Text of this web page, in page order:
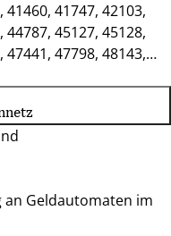
41460, 41747, 42103,
44787, 45127, 45128,
47441, 47798, 48143,
51379, 52062,
59065, 59494,
Geldautomaten im